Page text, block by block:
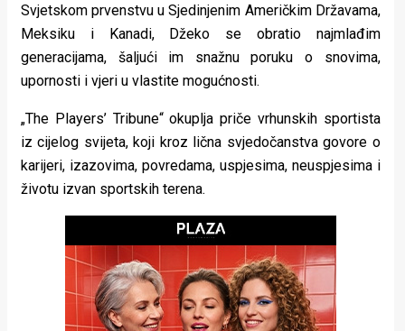
koje
rade
Urban
Places
Aktivizam
Svjetskom prvenstvu u Sjedinjenim Američkim Državama,
Meksiku i Kanadi, Džeko se obratio najmlađim
generacijama, šaljući im snažnu poruku o snovima,
upornosti i vjeri u vlastite mogućnosti.
„The Players’ Tribune“ okuplja priče vrhunskih sportista
iz cijelog svijeta, koji kroz lična svjedočanstva govore o
karijeri, izazovima, povredama, uspjesima, neuspjesima i
životu izvan sportskih terena.